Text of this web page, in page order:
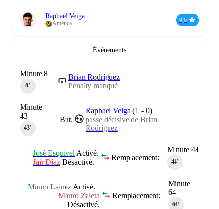
Raphael Veiga
América
9,0
Événements
Brian Rodríguez
Pénalty manqué
Minute 8
8‎’‎
But.
Raphael Veiga (1 -0)
passe décisive de Brian
Rodríguez
Minute
43
43‎’‎
Minute 44
44‎’‎
Remplacement:
José Esquivel Activé.
Jair Díaz Désactivé.
Minute
64
64‎’‎
Remplacement:
Mauro Laínez Activé.
Mauro Zaleta
Désactivé.